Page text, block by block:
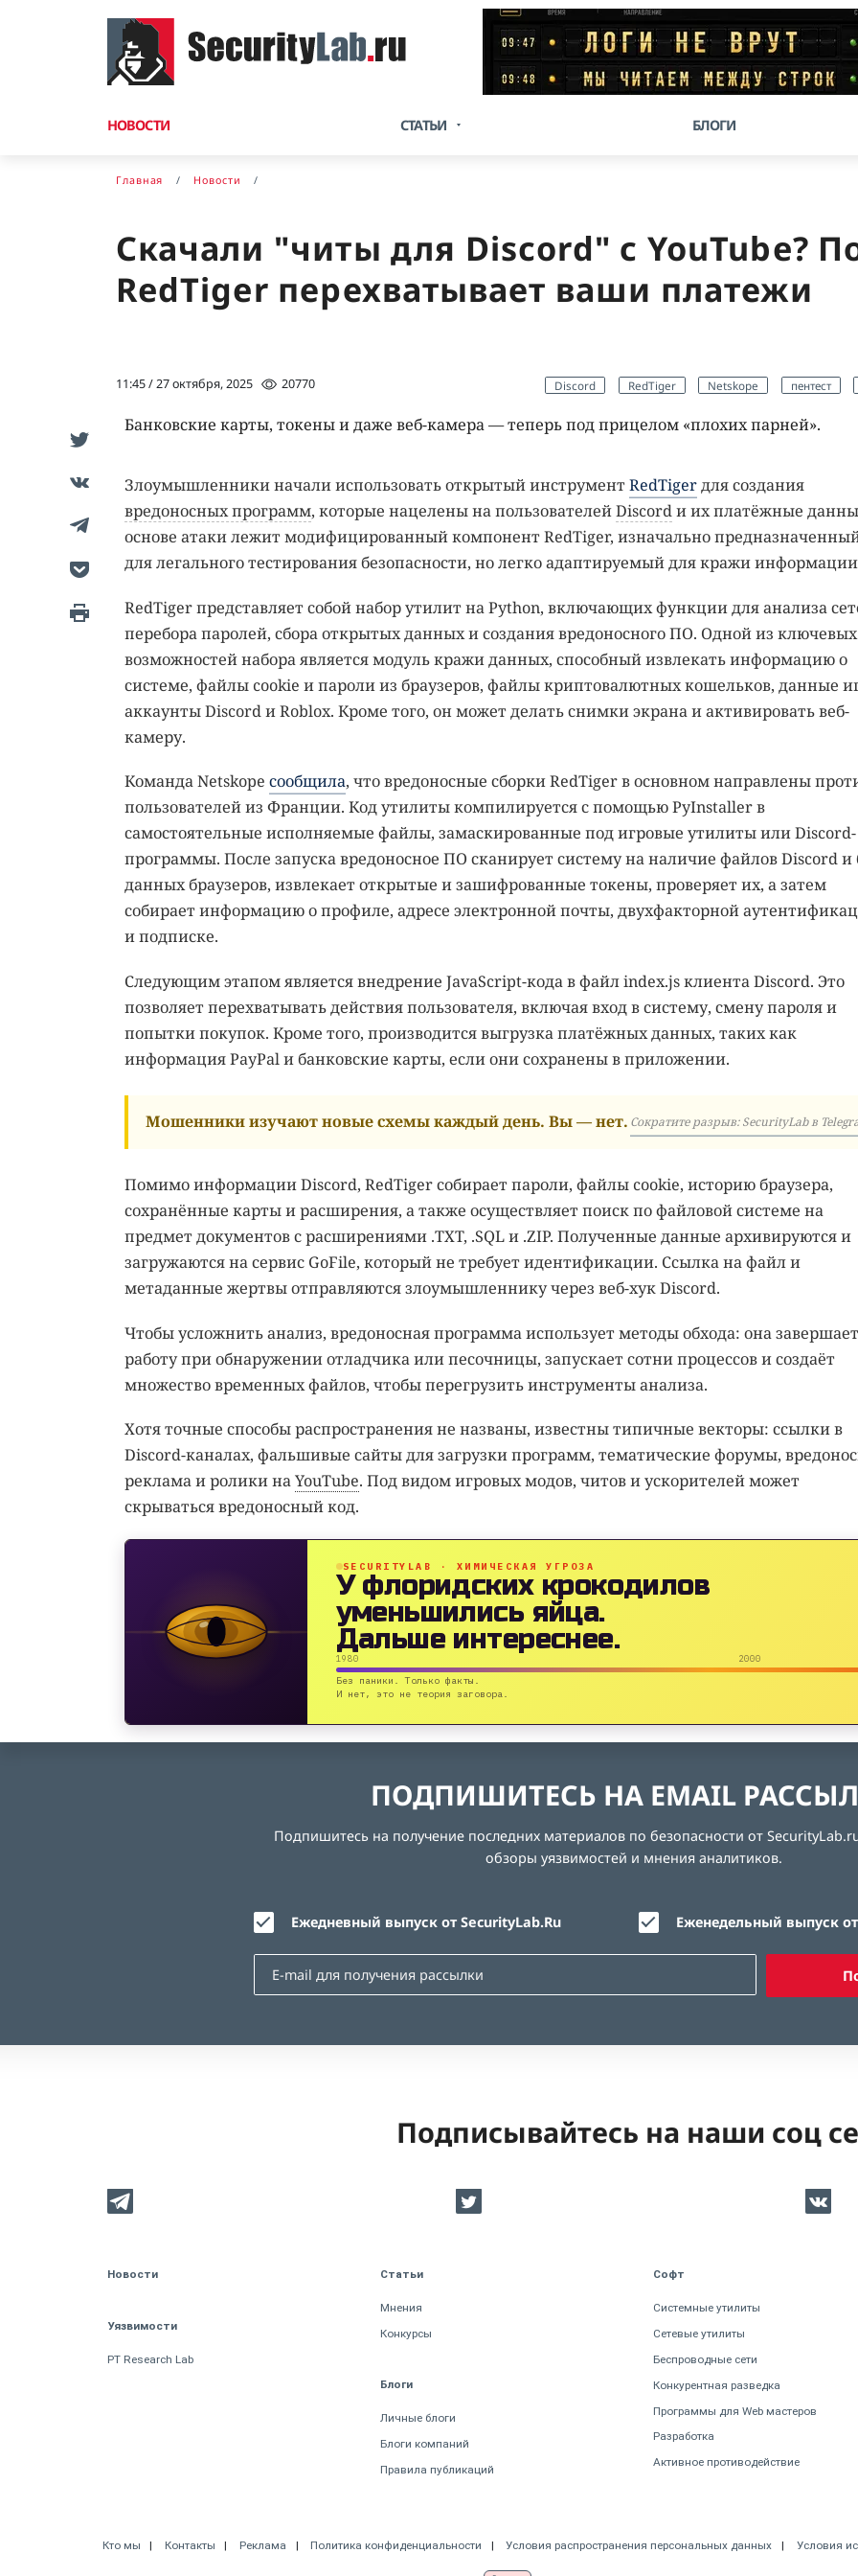
НОВОСТИ СТАТЬИ БЛОГИ
Главная Новости
Скачали "читы для Discord" с YouTube?
RedTiger перехватывает ваши платежи
11:45 / 27 октября, 2025 20770 Discord RedTiger Netskope пентест
Банковские карты, токены и даже веб-камера — теперь под прицелом «плохих парней».
Злоумышленники начали использовать открытый инструментRedTigerдля создания
вредоносных программ, которые нацелены на пользователейDiscordи их платёжные
основе атаки лежит модифицированный компонент RedTiger, изначально
для легального тестирования безопасности, но легко адаптируемый для кражи
RedTiger представляет собой набор утилит на Python, включающих функции для анализа
перебора паролей, сбора открытых данных и создания вредоносного ПО. Одной из ключевых
возможностей набора является модуль кражи данных, способный извлекать информацию о
системе, файлы cookie и пароли из браузеров, файлы криптовалютных кошельков, данные
аккаунты Discord и Roblox. Кроме того, он может делать снимки экрана и активировать веб-
камеру.
Команда Netskope сообщила, что вредоносные сборки RedTiger в основном направлены
пользователей из Франции. Код утилиты компилируется с помощью PyInstaller в
самостоятельные исполняемые файлы, замаскированные под игровые утилиты или Discord-
программы. После запуска вредоносное ПО сканирует систему на наличие файлов Discord и
данных браузеров, извлекает открытые и зашифрованные токены, проверяет их, а затем
собирает информацию о профиле, адресе электронной почты, двухфакторной
и подписке.
Следующим этапом является внедрение JavaScript-кода в файл index.js клиента Discord. Это
позволяет перехватывать действия пользователя, включая вход в систему, смену пароля и
попытки покупок. Кроме того, производится выгрузка платёжных данных, таких как
информация PayPal и банковские карты, если они сохранены в приложении.
Мошенники изучают новые схемы каждый день. Вы — нет. Сократите разрыв: SecurityLab в
Помимо информации Discord, RedTiger собирает пароли, файлы cookie, историю браузера,
сохранённые карты и расширения, а также осуществляет поиск по файловой системе на
предмет документов с расширениями .TXT, .SQL и .ZIP. Полученные данные архивируются и
загружаются на сервис GoFile, который не требует идентификации. Ссылка на файл и
метаданные жертвы отправляются злоумышленнику через веб-хук Discord.
Чтобы усложнить анализ, вредоносная программа использует методы обхода: она завершает
работу при обнаружении отладчика или песочницы, запускает сотни процессов и создаёт
множество временных файлов, чтобы перегрузить инструменты анализа.
Хотя точные способы распространения не названы, известны типичные векторы: ссылки в
Discord-каналах, фальшивые сайты для загрузки программ, тематические форумы,
реклама и ролики наYouTube. Под видом игровых модов, читов и ускорителей может
скрываться вредоносный код.
SECURITYLAB · ХИМИЧЕСКАЯ УГРОЗА
У флоридских крокодилов
уменьшились яйца.
Дальше интереснее.
1980 2000
Без паники. Только факты.
И нет, это не теория заговора.
ПОДПИШИТЕСЬ НА EMAIL
Подпишитесь на получение последних материалов по безопасности от
обзоры уязвимостей и мнения аналитиков.
Ежедневный выпуск от SecurityLab.Ru Еженедельный выпуск
Подписывайтесь на наши соц
Новости
Уязвимости
PT Research Lab
Статьи
Мнения
Конкурсы
Блоги
Личные блоги
Блоги компаний
Правила публикаций
Софт
Системные утилиты
Сетевые утилиты
Беспроводные сети
Конкурентная разведка
Программы для Web мастеров
Разработка
Активное противодействие
Кто мы Контакты Реклама Политика конфиденциальности Условия распространения персональных данных Условия